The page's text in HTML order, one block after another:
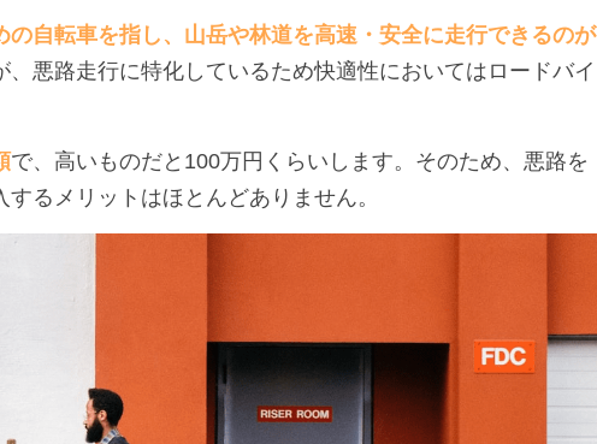
自転車を指し、山岳や林道を高速・安全に走行できるのが
悪路走行に特化しているため快適性においてはロードバイ
で、高いものだと100万円くらいします。そのため、悪路を
るメリットはほとんどありません。